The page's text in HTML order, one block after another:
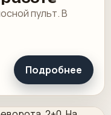
пульт. В
Подробнее